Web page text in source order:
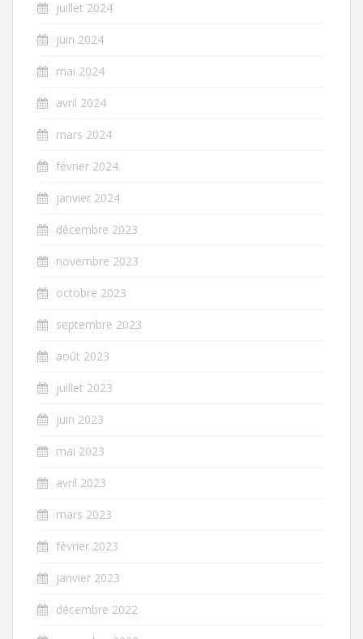
juillet 2024
juin 2024
mai 2024
avril 2024
mars 2024
février 2024
janvier 2024
décembre 2023
novembre 2023
octobre 2023
septembre 2023
août 2023
juillet 2023
juin 2023
mai 2023
avril 2023
mars 2023
février 2023
janvier 2023
décembre 2022